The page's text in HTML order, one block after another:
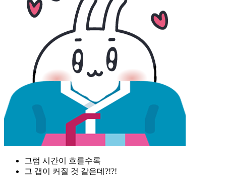
그럼 시간이 흐를수록
그 갭이 커질 것 같은데?!?!